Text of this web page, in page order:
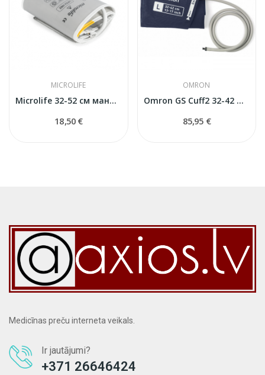
MICROLIFE
Microlife 32-52 см манжета для тонометра
18,50 €
OMRON
Omron GS Cuff2 32-42 манжета
85,95 €
Medicīnas preču interneta veikals.
Ir jautājumi?
+371 26646424